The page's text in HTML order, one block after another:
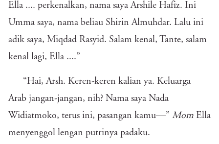
Ella .... perkenalkan, nama saya Arshile Hafiz. Ini
Umma saya, nama beliau Shirin Almuhdar. Lalu ini
adik saya, Miqdad Rasyid. Salam kenal, Tante, salam
kenal lagi, Ella ....”
“Hai, Arsh. Keren-keren kalian ya. Keluarga
Arab jangan-jangan, nih? Nama saya Nada
Widiatmoko, terus ini, pasangan kamu—” Mom Ella
menyenggol lengan putrinya padaku.